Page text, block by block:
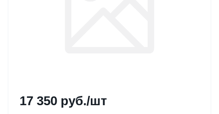
17 350 руб./шт